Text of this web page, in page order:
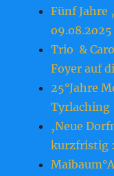
Fünf Jahre
o9.o8.2o25
Trio &
Foyer auf
25°Jahre
Tyrlaching
‚Neue
kurzfristig